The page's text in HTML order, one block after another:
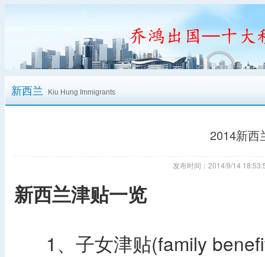
新西兰 Kiu Hung Immigrants
2014新西
发布时间：2014/9/14
新西兰津贴一览
1、子女津贴(family